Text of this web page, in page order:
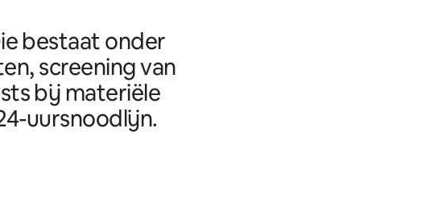
bestaat onder
screening van
bij materiële
uursnoodlijn.